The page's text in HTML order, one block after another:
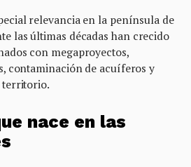
relevancia en la península de
las últimas décadas han crecido
con megaproyectos,
contaminación de acuíferos y
territorio.
nace en las